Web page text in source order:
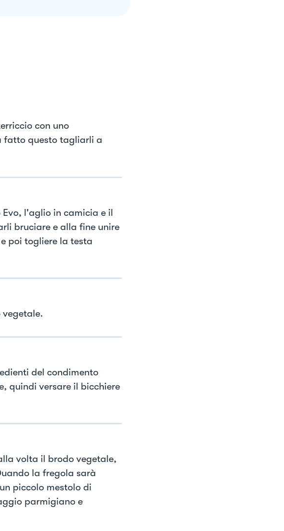
con uno
fatto questo tagliarli a
l'aglio in camicia e il
bruciare e alla fine unire
poi togliere la testa
del condimento
quindi versare il bicchiere
volta il brodo vegetale,
la fregola sarà
piccolo mestolo di
parmigiano e